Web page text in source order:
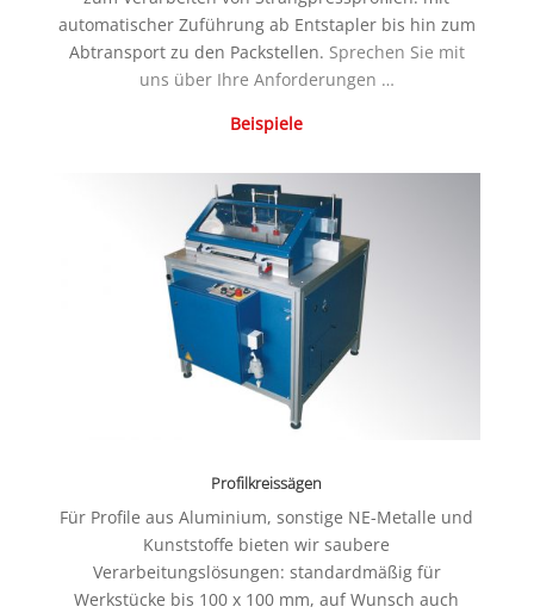
automatischer Zuführung ab Entstapler bis hin zum
Abtransport zu den Packstellen. Sprechen Sie mit
uns über Ihre Anforderungen …
Beispiele
Profilkreissägen
Für Profile aus Aluminium, sonstige NE-Metalle und
Kunststoffe bieten wir saubere
Verarbeitungslösungen: standardmäßig für
Werkstücke bis 100 x 100 mm, auf Wunsch auch